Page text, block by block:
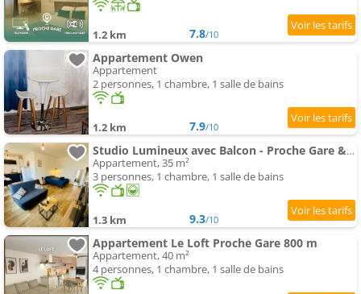
1.2 km 7.8/10
Appartement Owen
Appartement
2 personnes, 1 chambre, 1 salle de bains
1.2 km 7.9/10
Studio Lumineux avec Balcon - Proche Gare & Centre
Appartement, 35 m²
3 personnes, 1 chambre, 1 salle de bains
1.3 km 9.3/10
Appartement Le Loft Proche Gare 800 m
Appartement, 40 m²
4 personnes, 1 chambre, 1 salle de bains